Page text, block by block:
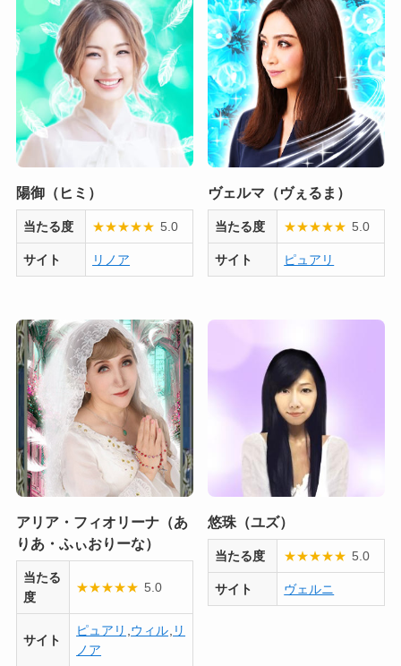
陽御（ヒミ）
当たる度 ★★★★★ 5.0
サイト リノア
ヴェルマ（ヴぇるま）
当たる度 ★★★★★ 5.0
サイト ピュアリ
アリア・フィオリーナ（あ
りあ・ふぃおりーな）
当たる
度
★★★★★ 5.0
サイト
ピュアリ ウィル リ
ノア
悠珠（ユズ）
当たる度 ★★★★★ 5.0
サイト ヴェルニ